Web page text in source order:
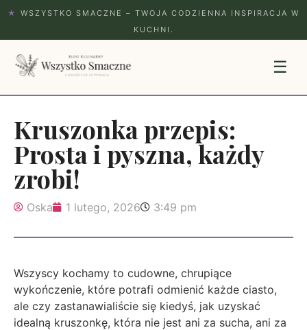
★
WSZYSTKO SMACZNE – TWOJA CODZIENNA INSPIRACJA W
KUCHNI.
☰
Kruszonka przepis:
Prosta i pyszna, każdy
zrobi!
Oska 1 lutego, 2026 3:49 pm
Wszyscy kochamy to cudowne, chrupiące
wykończenie, które potrafi odmienić każde ciasto,
ale czy zastanawialiście się kiedyś, jak uzyskać
idealną kruszonkę, która nie jest ani za sucha, ani za